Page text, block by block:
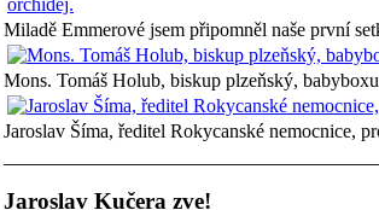
Miladě Emmerové jsem připomněl naše první
Mons. Tomáš Holub, biskup plzeňský,
Jaroslav Šíma, ředitel Rokycanské nemocnice,
Jaroslav Kučera zve!